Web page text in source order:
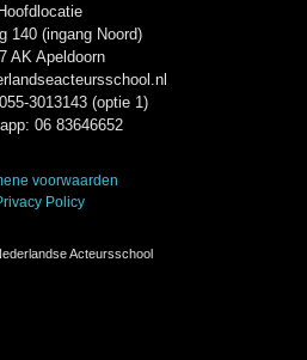
Hoofdlocatie
140 (ingang Noord)
AK Apeldoorn
3013143 (optie 1)
06 83646652
voorwaarden
Policy
Acteursschool